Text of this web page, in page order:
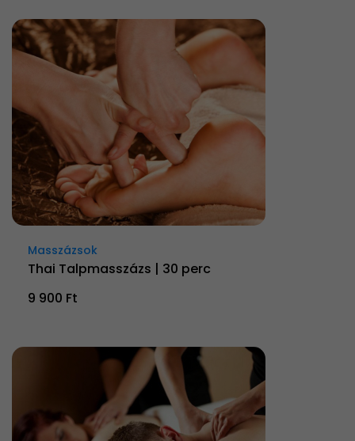
Masszázsok
Thai Talpmasszázs | 30 perc
9 900 Ft